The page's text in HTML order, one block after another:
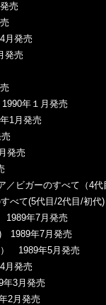
売
月発売
発売
年１月発売
1月発売
発売
ビガーのすべて（4
べて(5代目/2代目/初
年7月発売
1989年7月発売
1989年5月発売
月発売
3月発売
2月発売